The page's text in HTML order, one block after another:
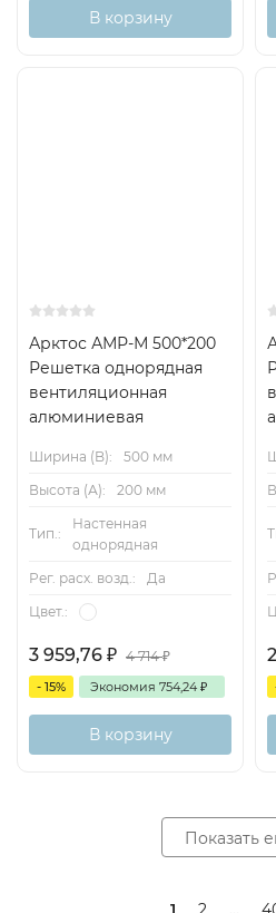
В корзину
Арктос АМР-М 500*200
Решетка однорядная
вентиляционная
алюминиевая
Ширина (B):
500 мм
Высота (А):
200 мм
Тип.:
Настенная
однорядная
Рег. расх. возд.:
Да
Цвет.:
3 959,76 ₽ 4 714₽
- 15% Экономия 754,24 ₽
В корзину
Показать